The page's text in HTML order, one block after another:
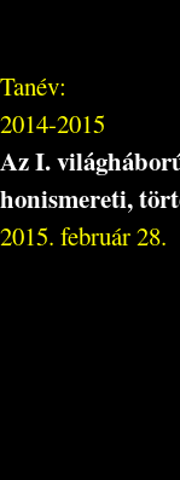
Tanév:
2014-2015
Az I.
honismereti,
2015. február 28.